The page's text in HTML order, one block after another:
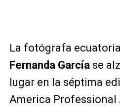
La fotógrafa
Fernanda García se
lugar en la séptima
America Professional